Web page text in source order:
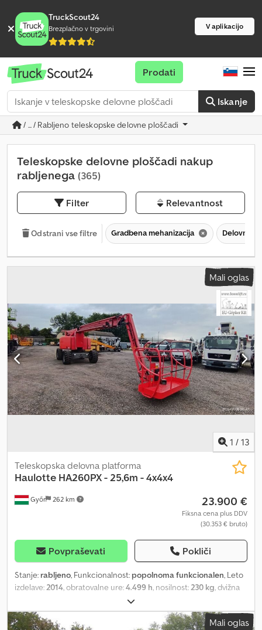
TruckScout24
Brezplačno v trgovini V aplikacijo
Iskanje
Prodati
/ ... / Rabljeno teleskopske delovne ploščadi
Teleskopske delovne ploščadi nakup
rabljenega (365)
Filter Relevantnost
Odstrani vse filtre Gradbena mehanizacija Delovne
Mali oglas
1 / 13
Győr 262 km
Teleskopska delovna platforma
Haulotte HA260PX - 25,6m - 4x4x4
23.900 €
Fiksna cena plus DDV
(30.353 € bruto)
Povpraševati Pokliči
Stanje: rabljeno, Funkcionalnost: popolnoma funkcionalen, Leto
izdelave:2014, obratovalne ure:4.499 h, nosilnost:230 kg, dvižna
, skupna masa:15.950 kg
stanje pnevmatik:80 odstotek, stanje pogona:80 odstotek, barva:
rdeča, Oprema: pogon na vsa štiri kolesa, Haulotte HA260PX –
Mali oglas